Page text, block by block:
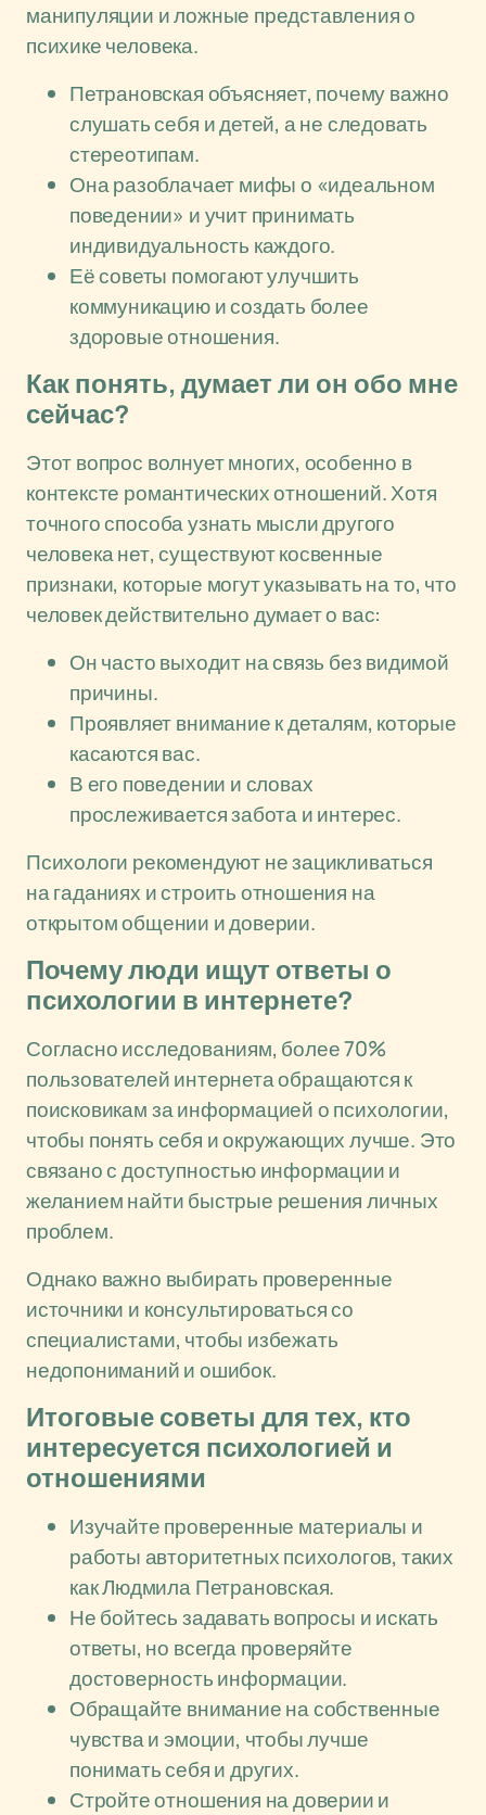
манипуляции и ложные представления о
психике человека.
Петрановская объясняет, почему важно
слушать себя и детей, а не следовать
стереотипам.
Она разоблачает мифы о «идеальном
поведении» и учит принимать
индивидуальность каждого.
Её советы помогают улучшить
коммуникацию и создать более
здоровые отношения.
Как понять, думает ли он обо мне
сейчас?
Этот вопрос волнует многих, особенно в
контексте романтических отношений. Хотя
точного способа узнать мысли другого
человека нет, существуют косвенные
признаки, которые могут указывать на то, что
человек действительно думает о вас:
Он часто выходит на связь без видимой
причины.
Проявляет внимание к деталям, которые
касаются вас.
В его поведении и словах
прослеживается забота и интерес.
Психологи рекомендуют не зацикливаться
на гаданиях и строить отношения на
открытом общении и доверии.
Почему люди ищут ответы о
психологии в интернете?
Согласно исследованиям, более 70%
пользователей интернета обращаются к
поисковикам за информацией о психологии,
чтобы понять себя и окружающих лучше. Это
связано с доступностью информации и
желанием найти быстрые решения личных
проблем.
Однако важно выбирать проверенные
источники и консультироваться со
специалистами, чтобы избежать
недопониманий и ошибок.
Итоговые советы для тех, кто
интересуется психологией и
отношениями
Изучайте проверенные материалы и
работы авторитетных психологов, таких
как Людмила Петрановская.
Не бойтесь задавать вопросы и искать
ответы, но всегда проверяйте
достоверность информации.
Обращайте внимание на собственные
чувства и эмоции, чтобы лучше
понимать себя и других.
Стройте отношения на доверии и